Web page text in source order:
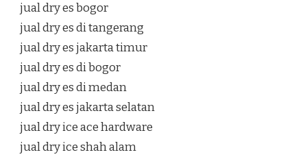
jual dry es bogor
jual dry es di tangerang
jual dry es jakarta timur
jual dry es di bogor
jual dry es di medan
jual dry es jakarta selatan
jual dry ice ace hardware
jual dry ice shah alam